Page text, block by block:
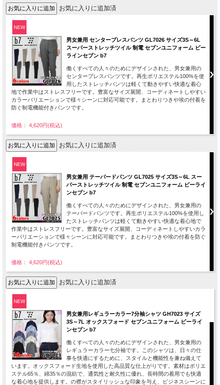
お気に入りに追加済
NEW
男女兼用 センタープレスパンツ GL7026 サイズ3S～6L
スーパーストレッチツイル 制電 セブンユニフォーム ビー
ラインセブン b7
働くすべての人々のためにデザインされた、男女兼用の
センタープレスパンツです。再生ポリエステル100%を使
用したストレッチパンツは軽くて動きやすい快適な着心
地で作業中はストレスフリーです。豊富なサイズ展開、コーディネートしやすい
カラーバリエーションで様々シーンに対応可能です。まとわりつきや埃の付着を
防ぐ制電機能付きパンツです。
価格： 4,620円(税込)
お気に入りに追加済
NEW
男女兼用 テーパードパンツ GL7025 サイズ3S～6L スー
パーストレッチツイル 制電 セブンユニフォーム ビーライ
ンセブン b7
働くすべての人々のためにデザインされた、男女兼用の
テーパードパンツです。再生ポリエステル100%を使用し
たストレッチパンツは軽くて動きやすい快適な着心地で
作業中はストレスフリーです。豊富なサイズ展開、コーディネートしやすいカラ
ーバリエーションで様々シーンに対応可能です。まとわりつきや埃の付着を防ぐ
制電機能付きパンツです。
価格： 4,620円(税込)
お気に入りに追加済
NEW
男女兼用レギュラーカラー7分袖シャツ GH7023 サイズ
3S～7L オックスフォード セブンユニフォーム ビーライ
ンセブン b7
働くすべての人々のためにデザインされた、男女兼用の
レギュラーカラー七分袖です。このシャツは、日々の仕
事を快適にするために、スタイルと機能性を兼ね備えて
います。オックスフォード生地を使用した高品質な仕上がりです。素材はポリエ
ステル65％、綿35％の混紡で、通気性と耐久性に優れ、長時間の着用でも快適
な着心地を提供します。の襟がスタイリッシュな印象を与え、ビジネスシーンに